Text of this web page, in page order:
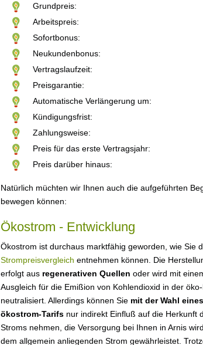
Grundpreis:
Arbeitspreis:
Sofortbonus:
Neukundenbonus:
Vertragslaufzeit:
Preisgarantie:
Automatische Verlängerung um:
Kündigungsfrist:
Zahlungsweise:
Preis für das erste Vertragsjahr:
Preis darüber hinaus:
Natürlich müchten wir Ihnen auch die aufgeführten
bewegen können:
Ökostrom - Entwicklung
Ökostrom ist durchaus marktfähig geworden, wie Sie
Strompreisvergleich entnehmen können. Die
erfolgt aus regenerativen Quellen oder wird mit
Ausgleich für die Emißion von Kohlendioxid in der
neutralisiert. Allerdings können Sie mit der Wahl eines
ökostrom-Tarifs nur indirekt Einfluß auf die Herkunft
Stroms nehmen, die Versorgung bei Ihnen in Arnis
dem allgemein anliegenden Strom gewährleistet.